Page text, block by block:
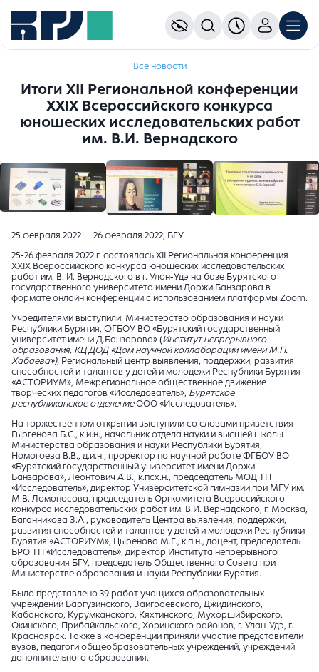
Все новости
Итоги XII Региональной конференции
XXIX Всероссийского конкурса
юношеских исследовательских работ
им. В.И. Вернадского
25 февраля 2022 — 26 февраля 2022, БГУ
25-26 февраля 2022 г. состоялась XII Региональная конференция
XXIX Всероссийского конкурса юношеских исследовательских
работ им. В. И. Вернадского в г. Улан-Удэ на базе Бурятского
государственного университета имени Доржи Банзарова в
формате онлайн конференции с использованием платформы Zoom.
Учредителями выступили: Министерство образования и науки
Республики Бурятия, ФГБОУ ВО «Бурятский государственный
университет имени Д.Банзарова» (Институт непрерывного
образования, КЦ ДОД «Дом научной коллаборации имени М.П.
Хабаева»), Региональный центр выявления, поддержки, развития
способностей и талантов у детей и молодежи Республики Бурятия
«АСТОРИУМ», Межрегиональное общественное движение
творческих педагогов «Исследователь», Бурятское
республиканское отделениеООО «Исследователь».
На торжественном открытии выступили со словами приветствия
Гыргенова Б.С., к.и.н., начальник отдела науки и высшей школы
Министерства образования и науки Республики Бурятия,
Номогоева В.В., д.и.н., проректор по научной работе ФГБОУ ВО
«Бурятский государственный университет имени Доржи
Банзарова», Леонтович А.В., к.псх.н., председатель МОД ТП
«Исследователь», директор Университетской гимназии при МГУ им.
М.В. Ломоносова, председатель Оргкомитета Всероссийского
конкурса исследовательских работ им. В.И. Вернадского, г. Москва,
Баганникова З.А., руководитель Центра выявления, поддержки,
развития способностей и талантов у детей и молодежи Республики
Бурятия «АСТОРИУМ», Цыренова М.Г., к.п.н., доцент, председатель
БРО ТП «Исследователь», директор Института непрерывного
образования БГУ, председатель Общественного Совета при
Министерстве образования и науки Республики Бурятия.
Было представлено 39 работ учащихся образовательных
учреждений Баргузинского, Заиграевского, Джидинского,
Кабанского, Курумканского, Кяхтинского, Мухоршибирского,
Окинского, Прибайкальского, Хоринского районов, г. Улан-Удэ, г.
Красноярск. Также в конференции приняли участие представители
вузов, педагоги общеобразовательных учреждений, учреждений
дополнительного образования.